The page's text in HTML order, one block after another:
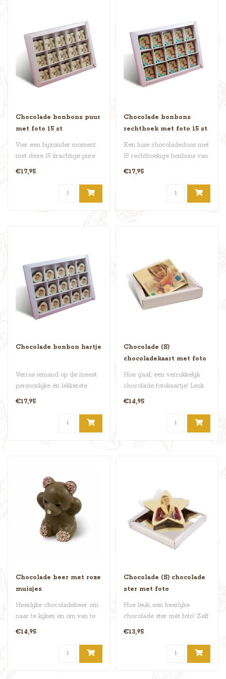
Chocolade bonbons puur
met foto 15 st
Vier een bijzonder moment
met deze 15 krachtige pure
€17,95
Chocolade bonbons
rechthoek met foto 15 st
Een luxe chocoladedoos met
15 rechthoekige bonbons van
€17,95
Chocolade bonbon hartje
Verras iemand op de meest
persoonlijke én lekkerste
manier met onze Bonbon
€17,95
Chocolade (S)
chocoladekaart met foto
Hoe gaaf, een verrukkelijk
chocolade fotokaartje! Leuk
om te krijgen én om te g..
€14,95
Chocolade beer met roze
muisjes
Heerlijke chocoladebeer om
naar te kijken én om van te
€14,95
Chocolade (S) chocolade
ster met foto
Hoe leuk, een heerlijke
chocolade ster mét foto! Zelf
€13,95